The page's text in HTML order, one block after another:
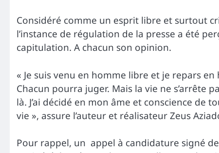
Considéré comme un esprit libre et surtout
l’instance de régulation de la presse a été
capitulation. A chacun son opinion.
« Je suis venu en homme libre et je repars
Chacun pourra juger. Mais la vie ne s’arrête
là. J’ai décidé en mon âme et conscience
vie », assure l’auteur et réalisateur Zeus
Pour rappel, un appel à candidature signé de